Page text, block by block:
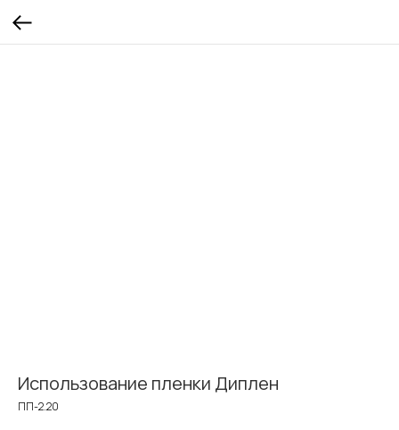
Использование пленки Диплен
ПП-2.20